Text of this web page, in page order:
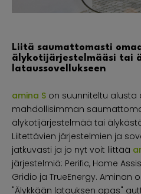
Liitä saumattomasti
älykotijärjestelmääsi tai
lataussovellukseen
amina S on suunniteltu
mahdollisimman
älykotijärjestelmää tai
Liitettävien järjestelmien ja
jatkuvasti ja jo nyt voit liittää
järjestelmiä: Perific, Home
Gridio ja TrueEnergy. Aminan
"Älykkään latauksen opas"